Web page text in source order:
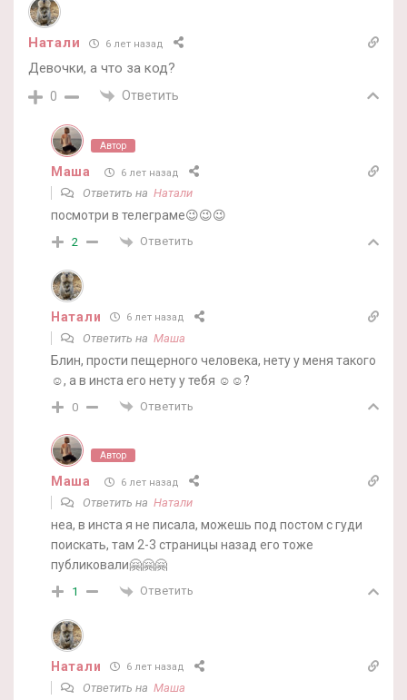
Натали 6 лет назад
Девочки, а что за код?
0 Ответить
Автор
Маша 6 лет назад
Ответить на Натали
посмотри в телеграме😉😉😉
2 Ответить
Натали 6 лет назад
Ответить на Маша
Блин, прости пещерного человека, нету у меня такого
☺, а в инста его нету у тебя ☺☺?
0 Ответить
Автор
Маша 6 лет назад
Ответить на Натали
неа, в инста я не писала, можешь под постом с гуди
поискать, там 2-3 страницы назад его тоже
публиковали🤗🤗🤗
1 Ответить
Натали 6 лет назад
Ответить на Маша